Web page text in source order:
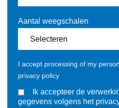
Aantal weegschalen
I accept processing of my
privacy policy
Ik accepteer de
gegevens volgens het